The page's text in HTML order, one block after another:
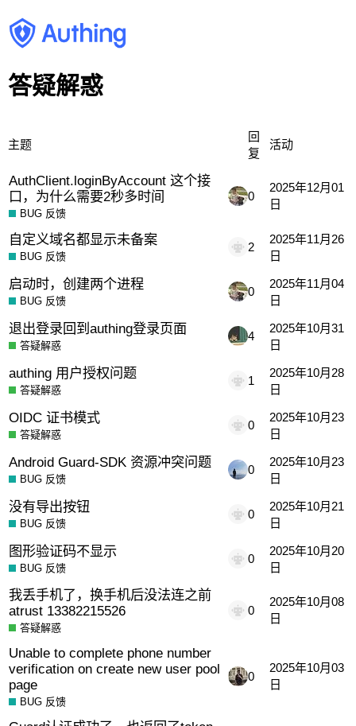
答疑解惑
主题
回
复
活动
AuthClient.loginByAccount 这个接
口，为什么需要2秒多时间
BUG 反馈
0
2025年12月01
日
自定义域名都显示未备案
BUG 反馈
2
2025年11月26
日
启动时，创建两个进程
BUG 反馈
0
2025年11月04
日
退出登录回到authing登录页面
答疑解惑
4
2025年10月31
日
authing 用户授权问题
答疑解惑
1
2025年10月28
日
OIDC 证书模式
答疑解惑
0
2025年10月23
日
Android Guard-SDK 资源冲突问题
BUG 反馈
0
2025年10月23
日
没有导出按钮
BUG 反馈
0
2025年10月21
日
图形验证码不显示
BUG 反馈
0
2025年10月20
日
我丢手机了，换手机后没法连之前
atrust 13382215526
答疑解惑
0
2025年10月08
日
Unable to complete phone number
verification on create new user pool
page
BUG 反馈
0
2025年10月03
日